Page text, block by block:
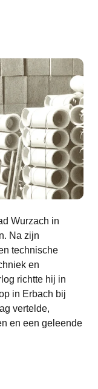
Wurzach in
Na zijn
technische
en
richtte hij in
in Erbach bij
vertelde,
en een geleende